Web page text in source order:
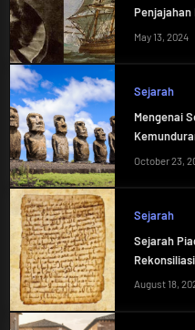
Penjajahan
May 13, 2024
Sejarah
Mengenai
October 23,
Sejarah
Sejarah
August 18,